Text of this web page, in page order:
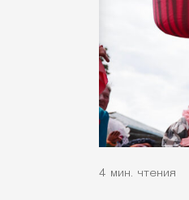
4 мин. чтения